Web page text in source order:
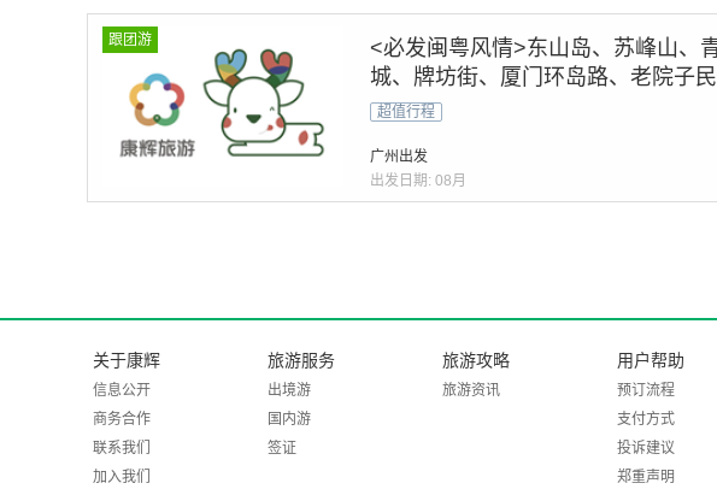
跟团游
<必发闽粤风情>东山岛、苏峰山、
城、牌坊街、厦门环岛路、老院子
超值行程
广州出发
出发日期: 08月
关于康辉
信息公开
商务合作
联系我们
加入我们
旅游服务
出境游
国内游
签证
旅游攻略
旅游资讯
用户帮助
预订流程
支付方式
投诉建议
郑重声明